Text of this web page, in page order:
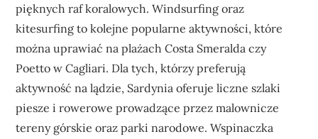
pięknych raf koralowych. Windsurfing oraz
kitesurfing to kolejne popularne aktywności, które
można uprawiać na plażach Costa Smeralda czy
Poetto w Cagliari. Dla tych, którzy preferują
aktywność na lądzie, Sardynia oferuje liczne szlaki
piesze i rowerowe prowadzące przez malownicze
tereny górskie oraz parki narodowe. Wspinaczka